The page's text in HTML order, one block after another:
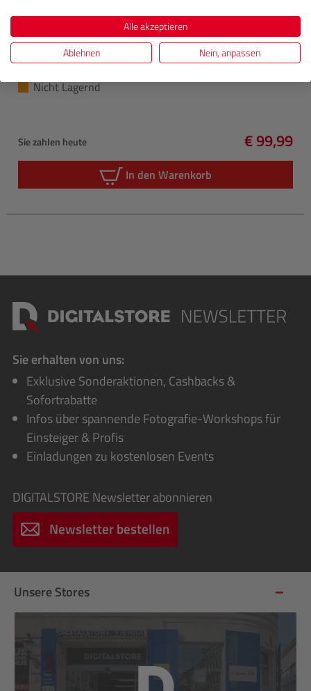
CanoScan LiDE 300
Nicht Lagernd
Sie zahlen heute € 99,99
In den Warenkorb
Sie erhalten von uns:
Exklusive Sonderaktionen, Cashbacks &
Sofortrabatte
Infos über spannende Fotografie-Workshops für
Einsteiger & Profis
Einladungen zu kostenlosen Events
DIGITALSTORE Newsletter abonnieren
Newsletter bestellen
Unsere Stores
Alle akzeptieren
Ablehnen
Nein, anpassen